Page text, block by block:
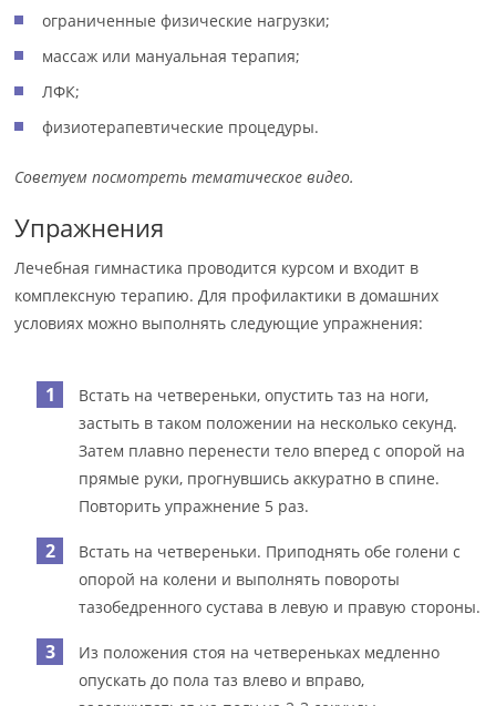
ограниченные физические нагрузки;
массаж или мануальная терапия;
ЛФК;
физиотерапевтические процедуры.
Советуем посмотреть тематическое видео.
Упражнения
Лечебная гимнастика проводится курсом и входит в
комплексную терапию. Для профилактики в домашних
условиях можно выполнять следующие упражнения:
Встать на четвереньки, опустить таз на ноги,
застыть в таком положении на несколько секунд.
Затем плавно перенести тело вперед с опорой на
прямые руки, прогнувшись аккуратно в спине.
Повторить упражнение 5 раз.
Встать на четвереньки. Приподнять обе голени с
опорой на колени и выполнять повороты
тазобедренного сустава в левую и правую стороны.
Из положения стоя на четвереньках медленно
опускать до пола таз влево и вправо,